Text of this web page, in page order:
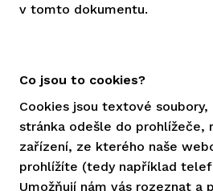
v tomto dokumentu.
Co jsou to cookies?
Cookies jsou textové
stránka odešle do prohlížeče,
zařízení, ze kterého naše
prohlížíte (tedy například
Umožňují nám vás rozeznat a